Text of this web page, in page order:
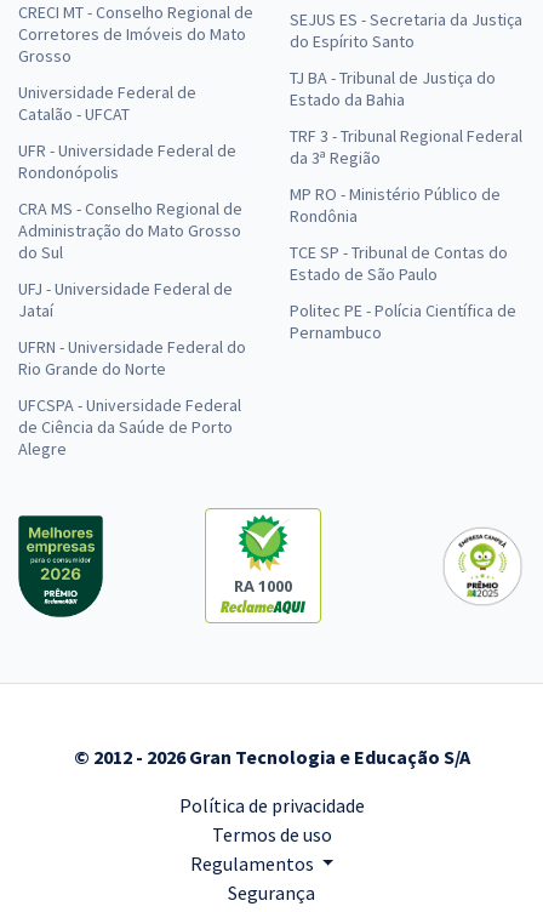
CRECI MT - Conselho Regional de
Corretores de Imóveis do Mato
Grosso
Universidade Federal de
Catalão - UFCAT
UFR - Universidade Federal de
Rondonópolis
CRA MS - Conselho Regional de
Administração do Mato Grosso
do Sul
UFJ - Universidade Federal de
Jataí
UFRN - Universidade Federal do
Rio Grande do Norte
UFCSPA - Universidade Federal
de Ciência da Saúde de Porto
Alegre
SEJUS ES - Secretaria da Justiça
do Espírito Santo
TJ BA - Tribunal de Justiça do
Estado da Bahia
TRF 3 - Tribunal Regional Federal
da 3ª Região
MP RO - Ministério Público de
Rondônia
TCE SP - Tribunal de Contas do
Estado de São Paulo
Politec PE - Polícia Científica de
Pernambuco
RA 1000
© 2012 - 2026 Gran Tecnologia e Educação S/A
Política de privacidade
Termos de uso
Regulamentos
Segurança